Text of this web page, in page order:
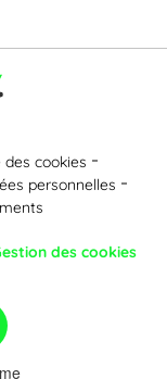
des cookies
personnelles
des cookies